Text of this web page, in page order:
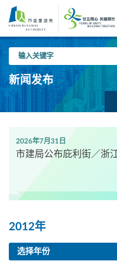
要
入
关
键
新闻发布
2026年7月31日
市建局公布庇利街／浙
2012年
选择年份